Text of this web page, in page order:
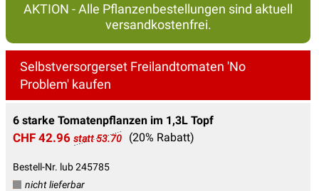
AKTION - Alle Pflanzenbestellungen sind aktuell
versandkostenfrei.
Selbstversorgerset Freilandtomaten 'No
Problem' kaufen
6 starke Tomatenpflanzen im 1,3L Topf
CHF 42.96 statt 53.70 (20% Rabatt)
Bestell-Nr. lub 245785
nicht lieferbar